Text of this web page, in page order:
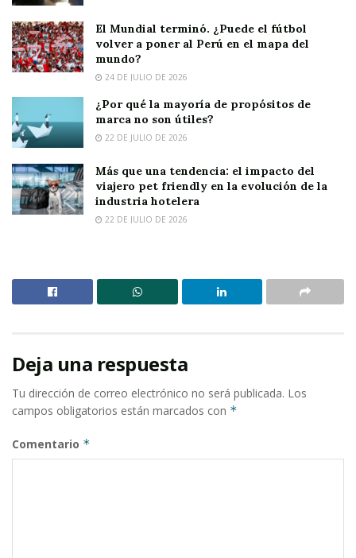
El Mundial terminó. ¿Puede el fútbol
volver a poner al Perú en el mapa del
mundo?
24 DE JULIO DE 2026
¿Por qué la mayoría de propósitos de
marca no son útiles?
22 DE JULIO DE 2026
Más que una tendencia: el impacto del
viajero pet friendly en la evolución de la
industria hotelera
22 DE JULIO DE 2026
Deja una respuesta
Tu dirección de correo electrónico no será publicada. Los
campos obligatorios están marcados con *
Comentario *